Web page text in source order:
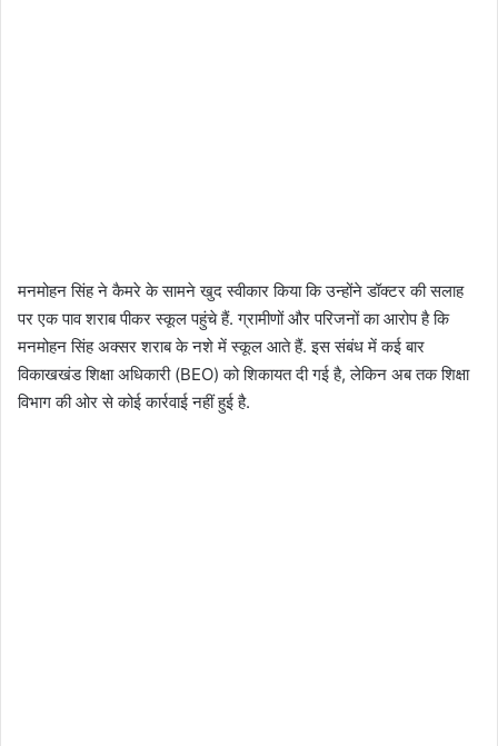
मनमोहन सिंह ने कैमरे के सामने खुद स्वीकार किया कि उन्होंने डॉक्टर की सलाह
पर एक पाव शराब पीकर स्कूल पहुंचे हैं. ग्रामीणों और परिजनों का आरोप है कि
मनमोहन सिंह अक्सर शराब के नशे में स्कूल आते हैं. इस संबंध में कई बार
विकाखखंड शिक्षा अधिकारी (BEO) को शिकायत दी गई है, लेकिन अब तक शिक्षा
विभाग की ओर से कोई कार्रवाई नहीं हुई है.